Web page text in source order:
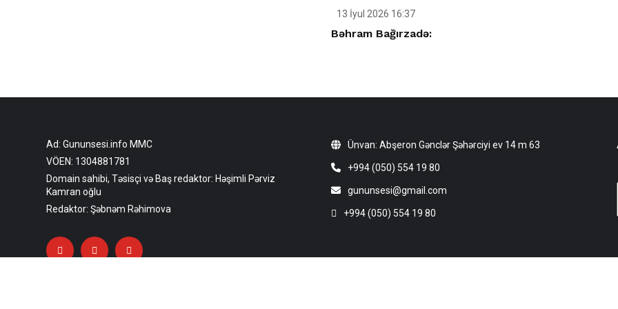
13 İyul 2026 16:37
Bəhram Bağırzadə:
Ad: Gununsesi.info MMC
VÖEN: 1304881781
Domain sahibi, Təsisçi və Baş redaktor: Həşimli Pərviz
Kamran oğlu
Redaktor: Şəbnəm Rəhimova
Ünvan: Abşeron Gənclər Şəhərciyi ev 14 m 63
+994 (050) 554 19 80
gununsesi@gmail.com
+994 (050) 554 19 80